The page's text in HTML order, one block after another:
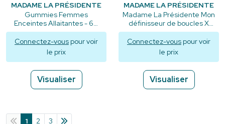
MADAME LA PRÉSIDENTE
Gummies Femmes
Enceintes Allaitantes - 60
gummies
Connectez-vous pour voir
le prix
Visualiser
MADAME LA PRÉSIDENTE
Madame La Présidente Mon
définisseur de boucles X
Petit Bout de Soleil - 250 ml
Connectez-vous pour voir
le prix
Visualiser
1 2 3